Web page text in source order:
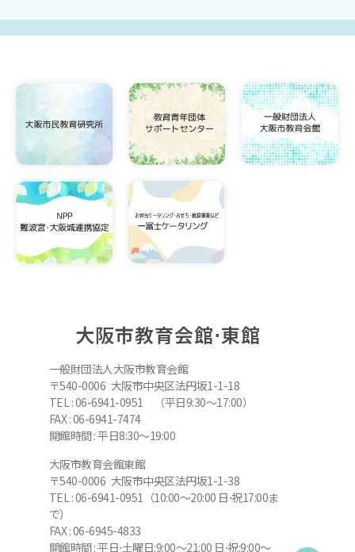
大阪市教育会館⋅東館
一般財団法人大阪市教育会館
〒540-0006 大阪市中央区法円坂1-1-18
TEL : 06-6941-0951 （平日9:30～17:00）
FAX : 06-6941-7474
開館時間 : 平日8:30～19:00
大阪市教育会館東館
〒540-0006 大阪市中央区法円坂1-1-38
TEL : 06-6941-0951（10:00～20:00 日⋅祝17:00ま
で）
FAX : 06-6945-4833
開館時間 : 平日⋅土曜日:9:00～21:00 日⋅祝:9:00～